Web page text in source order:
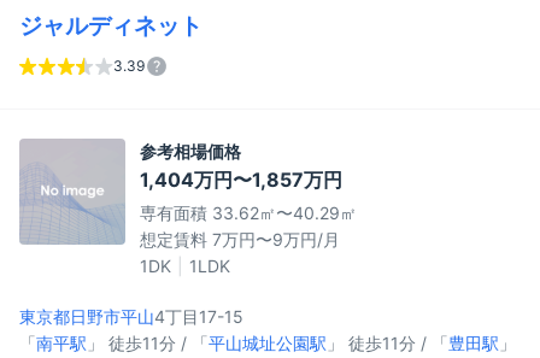
ジャルディネット
3.39
参考相場価格
1,404万円〜1,857万円
専有面積 33.62㎡〜40.29㎡
想定賃料 7万円〜9万円/月
1DK
1LDK
東京都日野市平山4丁目17-15
「南平駅 」 徒歩11分 / 「平山城址公園駅 」 徒歩11分 / 「豊田駅 」